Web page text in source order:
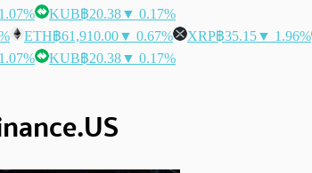
KUB฿20.38▼ 0.17%
ETH฿61,910.00▼ 0.67% XRP฿35.15▼ 1.96%
KUB฿20.38▼ 0.17%